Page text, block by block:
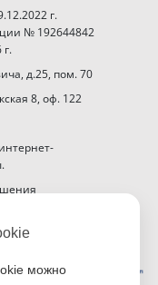
г.
№ 192644842
д.25, пом. 70
8, оф. 122
можно